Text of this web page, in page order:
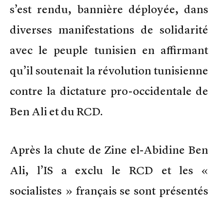
s’est rendu, bannière déployée, dans
diverses manifestations de solidarité
avec le peuple tunisien en affirmant
qu’il soutenait la révolution tunisienne
contre la dictature pro-occidentale de
Ben Ali et du RCD.
Après la chute de Zine el-Abidine Ben
Ali, l’IS a exclu le RCD et les «
socialistes » français se sont présentés